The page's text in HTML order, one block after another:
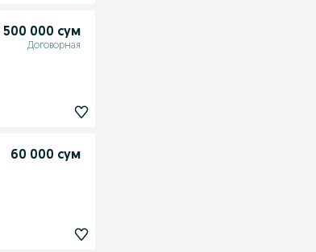
500 000 сум
Договорная
60 000 сум